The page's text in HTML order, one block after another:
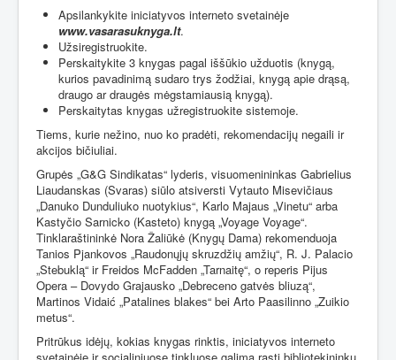
Apsilankykite iniciatyvos interneto svetainėje
www.vasarasuknyga.lt.
Užsiregistruokite.
Perskaitykite 3 knygas pagal iššūkio užduotis (knygą,
kurios pavadinimą sudaro trys žodžiai, knygą apie drąsą,
draugo ar draugės mėgstamiausią knygą).
Perskaitytas knygas užregistruokite sistemoje.
Tiems, kurie nežino, nuo ko pradėti, rekomendacijų negaili ir
akcijos bičiuliai.
Grupės „G&G Sindikatas“ lyderis, visuomenininkas Gabrielius
Liaudanskas (Svaras) siūlo atsiversti Vytauto Misevičiaus
„Danuko Dunduliuko nuotykius“, Karlo Majaus „Vinetu“ arba
Kastyčio Sarnicko (Kasteto) knygą „Voyage Voyage“.
Tinklaraštininkė Nora Žaliūkė (Knygų Dama) rekomenduoja
Tanios Pjankovos „Raudonųjų skruzdžių amžių“, R. J. Palacio
„Stebuklą“ ir Freidos McFadden „Tarnaitę“, o reperis Pijus
Opera – Dovydo Grajausko „Debreceno gatvės bliuzą“,
Martinos Vidaić „Patalines blakes“ bei Arto Paasilinno „Zuikio
metus“.
Pritrūkus idėjų, kokias knygas rinktis, iniciatyvos interneto